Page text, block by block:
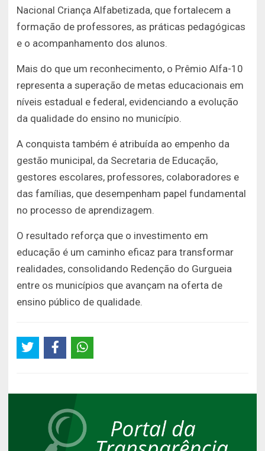
Nacional Criança Alfabetizada, que fortalecem a
formação de professores, as práticas pedagógicas
e o acompanhamento dos alunos.
Mais do que um reconhecimento, o Prêmio Alfa-10
representa a superação de metas educacionais em
níveis estadual e federal, evidenciando a evolução
da qualidade do ensino no município.
A conquista também é atribuída ao empenho da
gestão municipal, da Secretaria de Educação,
gestores escolares, professores, colaboradores e
das famílias, que desempenham papel fundamental
no processo de aprendizagem.
O resultado reforça que o investimento em
educação é um caminho eficaz para transformar
realidades, consolidando Redenção do Gurgueia
entre os municípios que avançam na oferta de
ensino público de qualidade.